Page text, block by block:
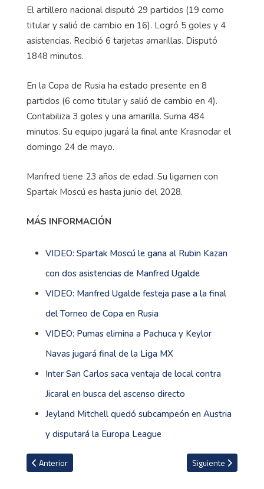
El artillero nacional disputó 29 partidos (19 como
titular y salió de cambio en 16). Logró 5 goles y 4
asistencias. Recibió 6 tarjetas amarillas. Disputó
1848 minutos.
En la Copa de Rusia ha estado presente en 8
partidos (6 como titular y salió de cambio en 4).
Contabiliza 3 goles y una amarilla. Suma 484
minutos. Su equipo jugará la final ante Krasnodar el
domingo 24 de mayo.
Manfred tiene 23 años de edad. Su ligamen con
Spartak Moscú es hasta junio del 2028.
MÁS INFORMACIÓN
VIDEO: Spartak Moscú le gana al Rubin Kazan
con dos asistencias de Manfred Ugalde
VIDEO: Manfred Ugalde festeja pase a la final
del Torneo de Copa en Rusia
VIDEO: Pumas elimina a Pachuca y Keylor
Navas jugará final de la Liga MX
Inter San Carlos saca ventaja de local contra
Jicaral en busca del ascenso directo
Jeyland Mitchell quedó subcampeón en Austria
y disputará la Europa League
Artículo anterior: VIDEO: Warren Madrigal da asistencia en triunfo
Anterior Artículo siguiente:
Siguiente